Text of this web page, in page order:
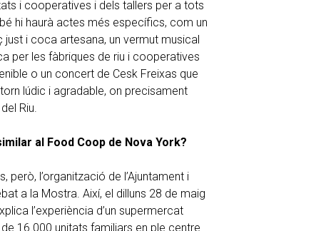
i cooperatives i dels tallers per a tots
hi haurà actes més específics, com un
i coca artesana, un vermut musical
per les fàbriques de riu i cooperatives
o un concert de Cesk Freixas que
lúdic i agradable, on precisament
Riu.
al Food Coop de Nova York?
l’organització de l’Ajuntament i
a la Mostra. Així, el dilluns 28 de maig
l’experiència d’un supermercat
16.000 unitats familiars en ple centre